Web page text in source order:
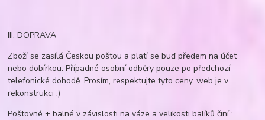
III. DOPRAVA
Zboží se zasílá Českou poštou a platí se buď předem na účet
nebo dobírkou. Případné osobní odběry pouze po předchozí
telefonické dohodě. Prosím, respektujte tyto ceny, web je v
rekonstrukci :)
Poštovné + balné v závislosti na váze a velikosti balíků činí :